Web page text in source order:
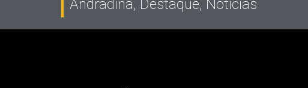
Andradina, Destaque, Notícias